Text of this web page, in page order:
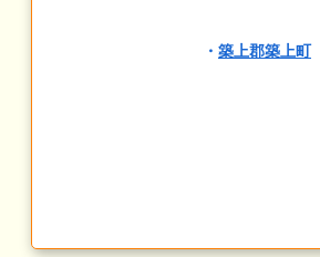
・ 築上郡築上町